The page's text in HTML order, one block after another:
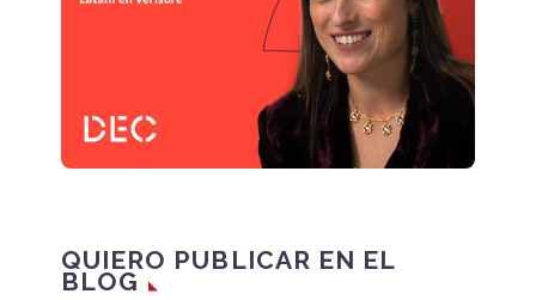
QUIERO PUBLICAR EN EL
BLOG